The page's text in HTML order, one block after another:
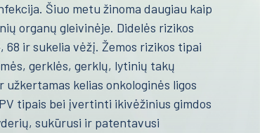
Šiuo metu žinoma daugiau kaip
organų gleivinėje. Didelės rizikos
68 ir sukelia vėžį. Žemos rizikos tipai
gerklės, gerklų, lytinių takų
kelias onkologinės ligos
tipais bei įvertinti ikivėžinius gimdos
sukūrusi ir patentavusi